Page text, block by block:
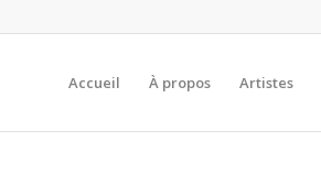
Accueil À propos Artistes